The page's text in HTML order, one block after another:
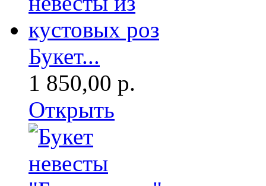
Букет...
1 850,00 р.
Открыть